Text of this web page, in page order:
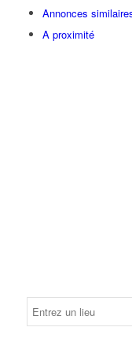
Annonces
A proximité